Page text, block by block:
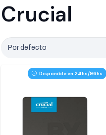
Crucial
Disponible en 24hs/96hs